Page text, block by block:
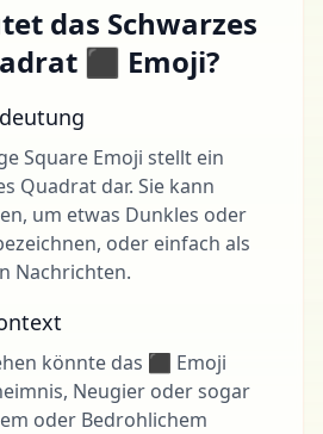
das Schwarzes
⬛ Emoji?
Square Emoji stellt ein
Quadrat dar. Sie kann
um etwas Dunkles oder
oder einfach als
Nachrichten.
könnte das ⬛ Emoji
Neugier oder sogar
oder Bedrohlichem